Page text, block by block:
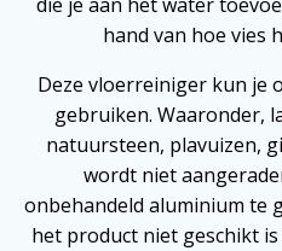
hand van hoe vies
Deze vloerreiniger kun je
gebruiken. Waaronder,
natuursteen, plavuizen,
wordt niet
onbehandeld aluminium te
het product niet geschikt